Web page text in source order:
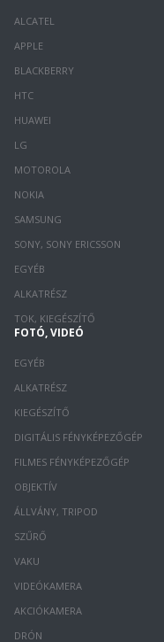
ALCATEL
APPLE
BLACKBERRY
HTC
HUAWEI
LG
MOTOROLA
NOKIA
SAMSUNG
SONY, SONY ERICSSON
EGYÉB
ALKATRÉSZ
TOK, KIEGÉSZÍTŐ
FOTÓ, VIDEÓ
EGYÉB
ALKATRÉSZ
KIEGÉSZÍTŐ
DIGITÁLIS FÉNYKÉPEZŐGÉP
FILMES FÉNYKÉPEZŐGÉP
OBJEKTÍV
ÁLLVÁNY, TRIPOD
SZŰRŐ
VAKU
VIDEÓKAMERA
AKCIÓKAMERA
DRÓN